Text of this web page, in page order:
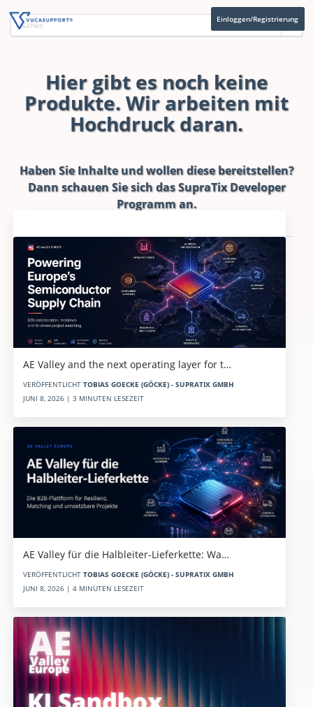
Einloggen/Registrierung
Hier gibt es noch keine
Produkte. Wir arbeiten mit
Hochdruck daran.
Haben Sie Inhalte und wollen diese bereitstellen?
Dann schauen Sie sich dasSupraTix Developer
Programman.
AE Valley and the next operating layer for t…
VERÖFFENTLICHT TOBIAS GOECKE (GÖCKE) - SUPRATIX GMBH
JUNI 8, 2026 | 3 MINUTEN LESEZEIT
AE Valley für die Halbleiter-Lieferkette: Wa…
VERÖFFENTLICHT TOBIAS GOECKE (GÖCKE) - SUPRATIX GMBH
JUNI 8, 2026 | 4 MINUTEN LESEZEIT